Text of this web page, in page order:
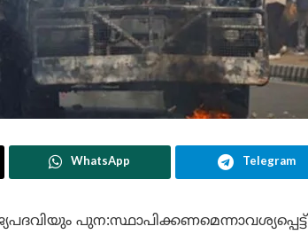
WhatsApp Telegram
പുന:സ്ഥാപിക്കണമെന്നാവശ്യപ്പെട്ട്